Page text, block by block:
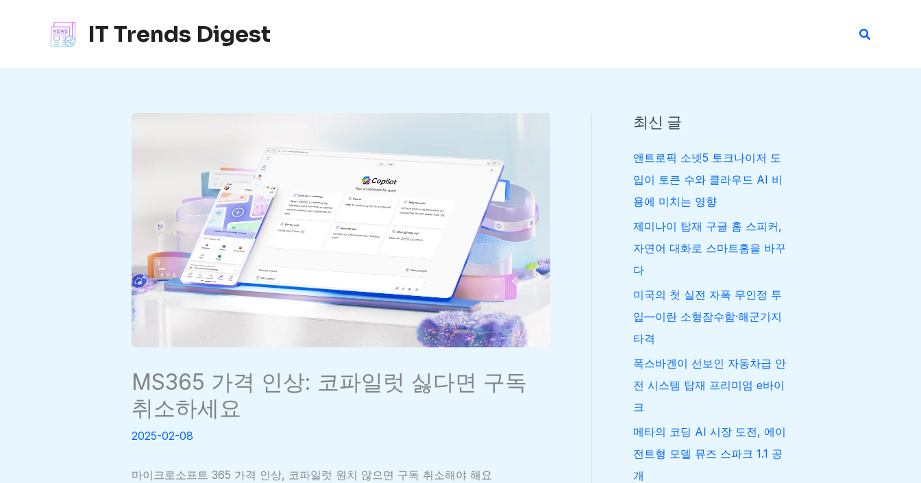
IT Trends Digest
검
MS365 가격 인상: 코파일럿 싫다면 구독
취소하세요
2025-02-08
마이크로소프트 365 가격 인상, 코파일럿 원치 않으면 구독 취소해야 해요
최신 글
앤트로픽 소넷5 토크나이저 도
입이 토큰 수와 클라우드 AI 비
용에 미치는 영향
제미나이 탑재 구글 홈 스피커,
자연어 대화로 스마트홈을 바꾸
다
미국의 첫 실전 자폭 무인정 투
입—이란 소형잠수함·해군기지
타격
폭스바겐이 선보인 자동차급 안
전 시스템 탑재 프리미엄 e바이
크
메타의 코딩 AI 시장 도전, 에이
전트형 모델 뮤즈 스파크 1.1 공
개